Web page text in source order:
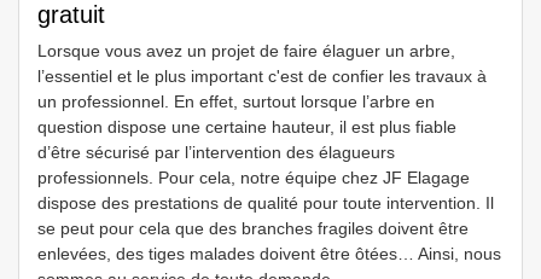
gratuit
Lorsque vous avez un projet de faire élaguer un arbre,
l’essentiel et le plus important c'est de confier les travaux à
un professionnel. En effet, surtout lorsque l’arbre en
question dispose une certaine hauteur, il est plus fiable
d’être sécurisé par l’intervention des élagueurs
professionnels. Pour cela, notre équipe chez JF Elagage
dispose des prestations de qualité pour toute intervention. Il
se peut pour cela que des branches fragiles doivent être
enlevées, des tiges malades doivent être ôtées… Ainsi, nous